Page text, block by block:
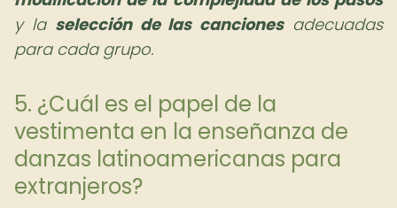
y la selección de las cancionesadecuadas
para cada grupo.
5. ¿Cuál es el papel de la
vestimenta en la enseñanza de
danzas latinoamericanas para
extranjeros?